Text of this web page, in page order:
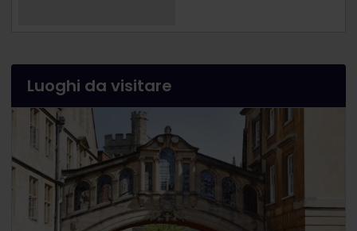
Luoghi da visitare